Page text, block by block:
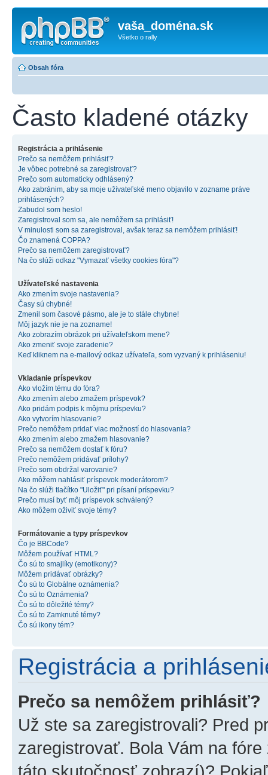
vaša_doména.sk
Všetko o rally
Obsah fóra
Často kladené otázky
Registrácia a prihlásenie
Prečo sa nemôžem prihlásiť?
Je vôbec potrebné sa zaregistrovať?
Prečo som automaticky odhlásený?
Ako zabránim, aby sa moje užívateľské meno objavilo v zozname práve
prihlásených?
Zabudol som heslo!
Zaregistroval som sa, ale nemôžem sa prihlásiť!
V minulosti som sa zaregistroval, avšak teraz sa nemôžem prihlásiť!
Čo znamená COPPA?
Prečo sa nemôžem zaregistrovať?
Na čo slúži odkaz "Vymazať všetky cookies fóra"?
Užívateľské nastavenia
Ako zmením svoje nastavenia?
Časy sú chybné!
Zmenil som časové pásmo, ale je to stále chybne!
Môj jazyk nie je na zozname!
Ako zobrazím obrázok pri užívateľskom mene?
Ako zmeniť svoje zaradenie?
Keď kliknem na e-mailový odkaz užívateľa, som vyzvaný k prihláseniu!
Vkladanie príspevkov
Ako vložím tému do fóra?
Ako zmením alebo zmažem príspevok?
Ako pridám podpis k môjmu príspevku?
Ako vytvorím hlasovanie?
Prečo nemôžem pridať viac možností do hlasovania?
Ako zmením alebo zmažem hlasovanie?
Prečo sa nemôžem dostať k fóru?
Prečo nemôžem pridávať prílohy?
Prečo som obdržal varovanie?
Ako môžem nahlásiť príspevok moderátorom?
Na čo slúži tlačítko "Uložiť" pri písaní príspevku?
Prečo musí byť môj príspevok schválený?
Ako môžem oživiť svoje témy?
Formátovanie a typy príspevkov
Čo je BBCode?
Môžem používať HTML?
Čo sú to smajlíky (emotikony)?
Môžem pridávať obrázky?
Čo sú to Globálne oznámenia?
Čo sú to Oznámenia?
Čo sú to dôležité témy?
Čo sú to Zamknuté témy?
Čo sú ikony tém?
Registrácia a
Prečo sa nemôžem prihlásiť?
Už ste sa zaregistrovali? Pred
zaregistrovať. Bola Vám na
táto skutočnosť zobrazí)?